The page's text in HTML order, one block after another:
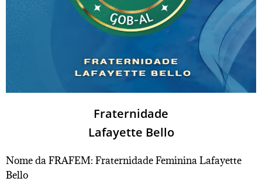
Fraternidade
Lafayette Bello
Nome da FRAFEM: Fraternidade Feminina Lafayette
Bello